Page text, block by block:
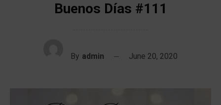
Buenos Días #111
By admin June 20, 2020